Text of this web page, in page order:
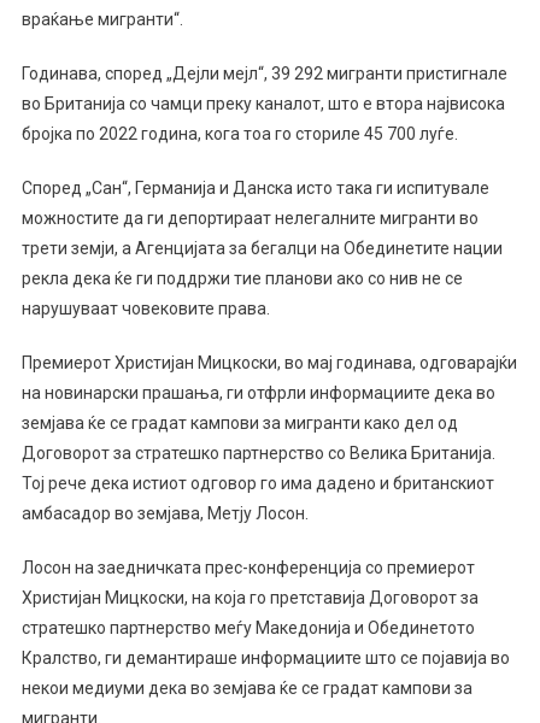
враќање мигранти“.
Годинава, според „Дејли мејл“, 39 292 мигранти пристигнале
во Британија со чамци преку каналот, што е втора највисока
бројка по 2022 година, кога тоа го сториле 45 700 луѓе.
Според „Сан“, Германија и Данска исто така ги испитувале
можностите да ги депортираат нелегалните мигранти во
трети земји, а Агенцијата за бегалци на Обединетите нации
рекла дека ќе ги поддржи тие планови ако со нив не се
нарушуваат човековите права.
Премиерот Христијан Мицкоски, во мај годинава, одговарајќи
на новинарски прашања, ги отфрли информациите дека во
земјава ќе се градат кампови за мигранти како дел од
Договорот за стратешко партнерство со Велика Британија.
Тој рече дека истиот одговор го има дадено и британскиот
амбасадор во земјава, Метју Лосон.
Лосон на заедничката прес-конференција со премиерот
Христијан Мицкоски, на која го претставија Договорот за
стратешко партнерство меѓу Македонија и Обединетото
Кралство, ги демантираше информациите што се појавија во
некои медиуми дека во земјава ќе се градат кампови за
мигранти.